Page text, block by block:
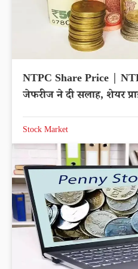
NTPC Share Price |
जेफरीज ने दी सलाह, शेयर
Stock Market